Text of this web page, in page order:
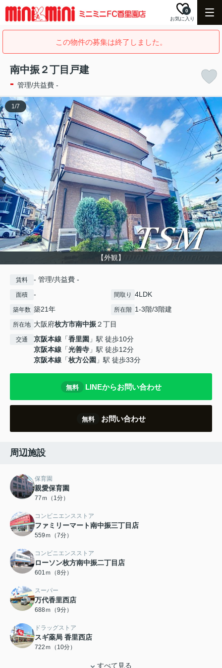
お気に入り
0
この物件の募集は終了しました。
南中振２丁目戸建
- 管理/共益費 -
【外観】
1/7
賃料 - 管理/共益費 -
面積 - 間取り 4LDK
築年数 築21年 所在階 1-3階/3階建
所在地 大阪府枚方市南中振２丁目
交通 京阪本線 「香里園 」駅 徒歩10分
京阪本線 「光善寺 」駅 徒歩12分
京阪本線 「枚方公園 」駅 徒歩33分
無料 LINEからお問い合わせ
無料 お問い合わせ
周辺施設
保育園
親愛保育園
77ｍ（1分）
コンビニエンスストア
ファミリーマート南中振三丁目店
559ｍ（7分）
コンビニエンスストア
ローソン枚方南中振二丁目店
601ｍ（8分）
スーパー
万代香里西店
688ｍ（9分）
ドラッグストア
スギ薬局 香里西店
722ｍ（10分）
すべて見る